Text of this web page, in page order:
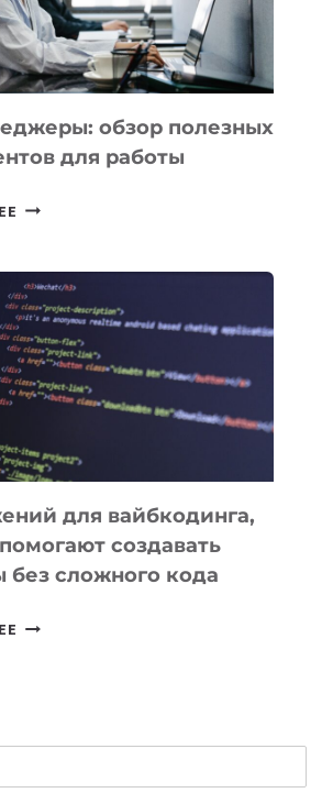
ЕМУ
МОЖНО
ПОРУЧИТЬ
УЖЕ
СЕГОДНЯобзор полезных
для работы
ТАСК-
ПОЛЕЗНЫХ
ИНСТРУМЕНТОВ
ДЛЯ
РАБОТЫ
для вайбкодинга,
создавать
без сложного кода
СОЗДАВАТЬ